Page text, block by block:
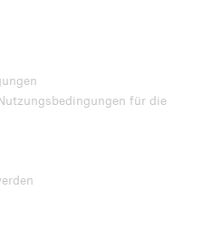
für die